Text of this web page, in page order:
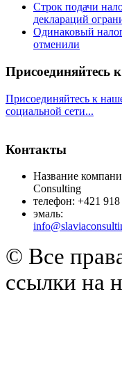
Строк подачи
деклараций
Одинаковый
отменили
Присоединяйтесь
Присоединяйтесь к
социальной сети...
Контакты
Название
Consulting
телефон: +421 918
эмаль:
© Все
ссылки на